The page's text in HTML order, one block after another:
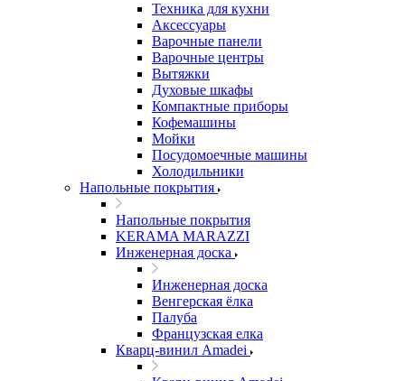
Техника для кухни
Аксессуары
Варочные панели
Варочные центры
Вытяжки
Духовые шкафы
Компактные приборы
Кофемашины
Мойки
Посудомоечные машины
Холодильники
Напольные покрытия
Напольные покрытия
KERAMA MARAZZI
Инженерная доска
Инженерная доска
Венгерская ёлка
Палуба
Французская елка
Кварц-винил Amadei